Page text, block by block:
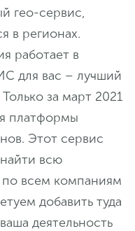
гео-сервис,
в регионах.
работает в
для вас – лучший
за март 2021
платформы
Этот сервис
всю
всем компаниям
добавить туда
деятельность